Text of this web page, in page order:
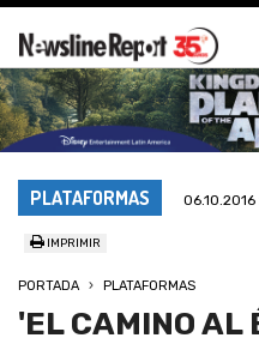
PLATAFORMAS
IMPRIMIR
PORTADA PLATAFORMAS
'EL CAMINO AL